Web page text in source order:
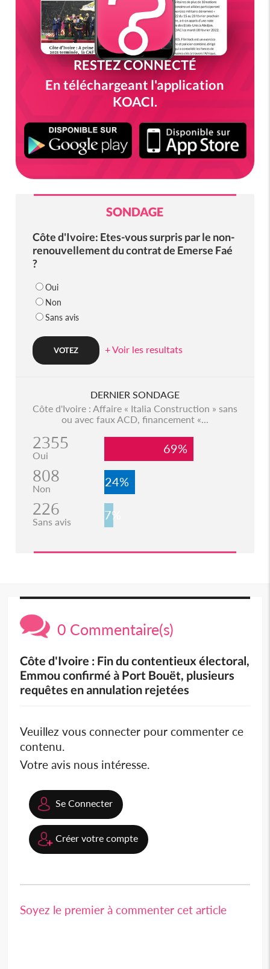
RESTEZ CONNECTÉ
En téléchargeant l'application
KOACI.
SONDAGE
Côte d'Ivoire: Etes-vous surpris par le non-
renouvellement du contrat de Emerse Faé
?
Oui
Non
Sans avis
+ Voir les resultats
DERNIER SONDAGE
Côte d'Ivoire : Affaire « Italia Construction » sans
ou avec faux ACD, financement «...
2355
Oui 69%
808
Non 24%
226
Sans avis 7%
0 Commentaire(s)
Côte d'Ivoire : Fin du contentieux électoral,
Emmou confirmé à Port Bouët, plusieurs
requêtes en annulation rejetées
Veuillez vous connecter pour commenter ce
contenu.
Votre avis nous intéresse.
Se Connecter
Créer votre compte
Soyez le premier à commenter cet article